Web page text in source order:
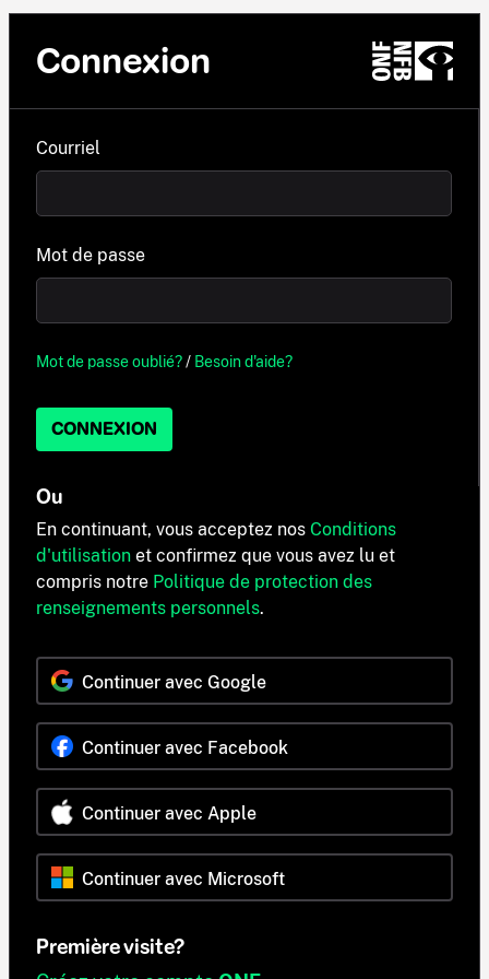
Connexion
Courriel
Mot de passe
Mot de passe oublié?/ Besoin d'aide?
CONNEXION
Ou
En continuant, vous acceptez nos Conditions
d'utilisation et confirmez que vous avez lu et
compris notre Politique de protection des
renseignements personnels.
Continuer avec Google
Continuer avec Facebook
Continuer avec Apple
Continuer avec Microsoft
Première visite?